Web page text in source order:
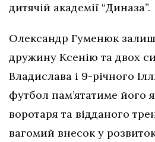
дитячій академії “Диназа”.
Олександр Гуменюк
дружину Ксенію та двох
Владислава і 9-річного
футбол пам’ятатиме його
воротаря та відданого
вагомий внесок у